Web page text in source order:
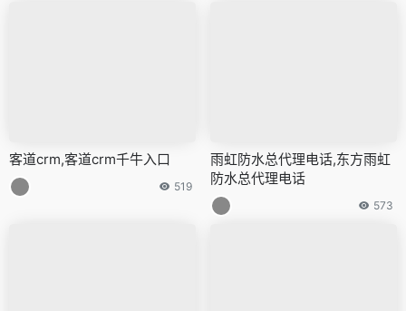
客道crm,客道crm千牛入口
519
雨虹防水总代理电话,东方雨虹
防水总代理电话
573